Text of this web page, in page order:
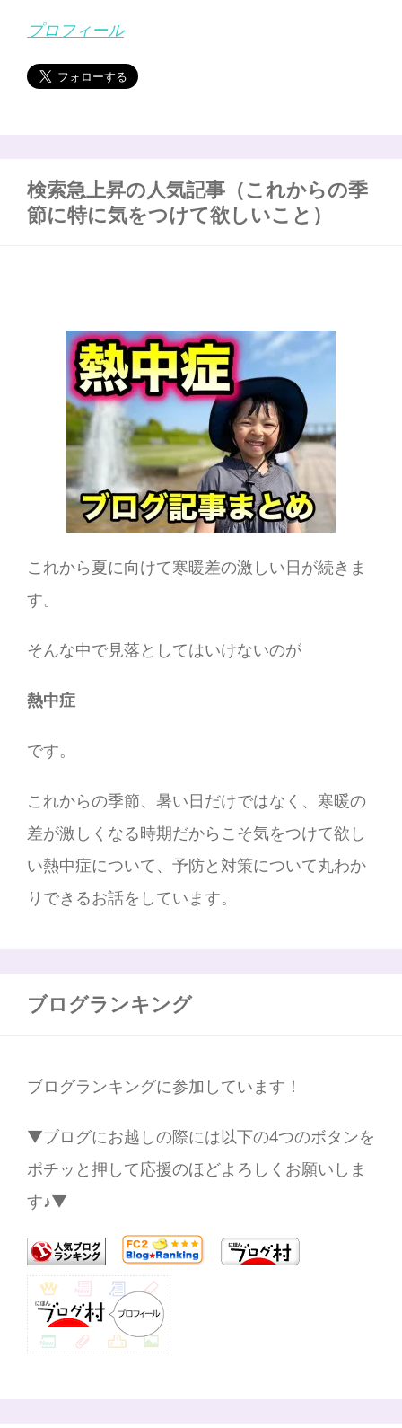
プロフィール
検索急上昇の人気記事（これからの季
節に特に気をつけて欲しいこと）
これから夏に向けて寒暖差の激しい日が続きま
す。
そんな中で見落としてはいけないのが
熱中症
です。
これからの季節、暑い日だけではなく、寒暖の
差が激しくなる時期だからこそ気をつけて欲し
い熱中症について、予防と対策について丸わか
りできるお話をしています。
ブログランキング
ブログランキングに参加しています！
▼ブログにお越しの際には以下の4つのボタンを
ポチッと押して応援のほどよろしくお願いしま
す♪▼